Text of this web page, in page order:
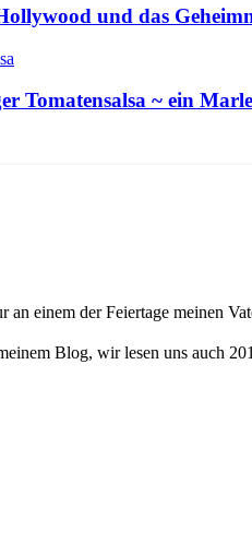
und das
Tomatensalsa ~ ein
einem der Feiertage meinen
Blog, wir lesen uns auch